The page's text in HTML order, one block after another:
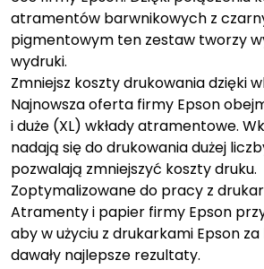
atramentów barwnikowych z
pigmentowym ten zestaw tworzy
wydruki.
Zmniejsz koszty drukowania dzięki
Najnowsza oferta firmy Epson
i duże (XL) wkłady atramentowe.
nadają się do drukowania dużej
pozwalają zmniejszyć koszty druku.
Zoptymalizowane do pracy z
Atramenty i papier firmy Epson
aby w użyciu z drukarkami Epson
dawały najlepsze rezultaty.